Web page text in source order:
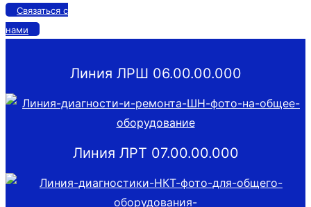
Связаться с
нами
Линия ЛРШ 06.00.00.000
Линия ЛРТ 07.00.00.000